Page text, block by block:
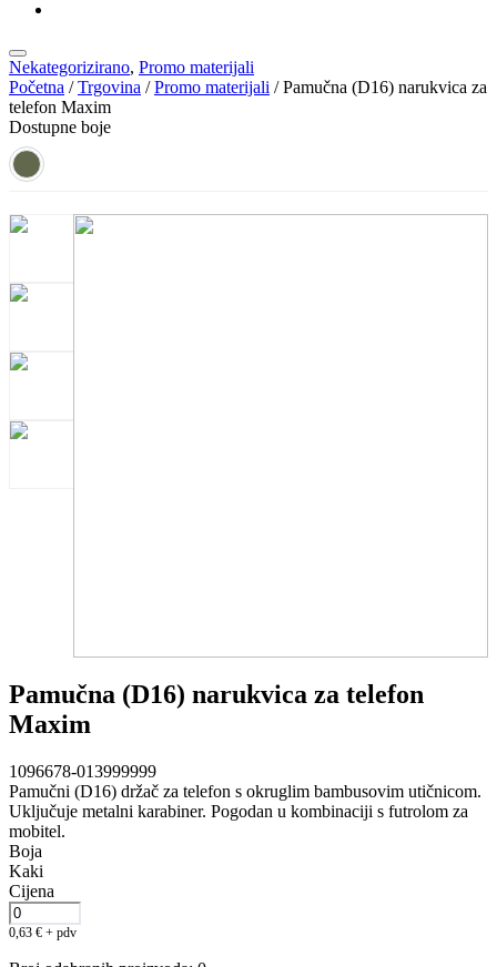
Nekategorizirano, Promo materijali
Početna /Trgovina /Promo materijali / Pamučna (D16) narukvica za
telefon Maxim
Dostupne boje
Pamučna (D16) narukvica za telefon
Maxim
1096678-013999999
Pamučni (D16) držač za telefon s okruglim bambusovim utičnicom.
Uključuje metalni karabiner. Pogodan u kombinaciji s futrolom za
mobitel.
Boja
Kaki
Cijena
0,63 € + pdv